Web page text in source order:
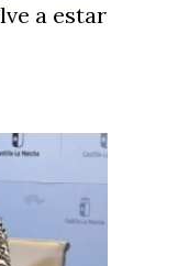
a estar
Ambiente